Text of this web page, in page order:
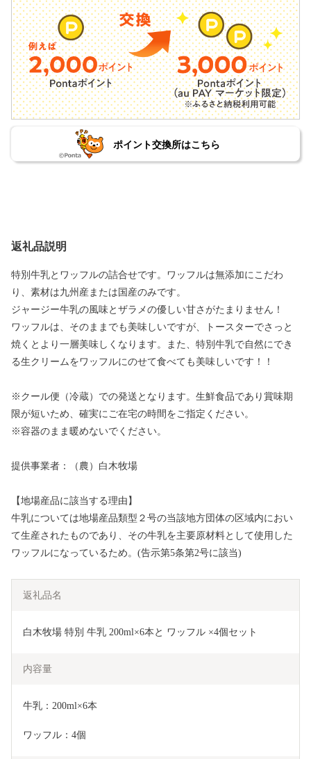
ポイント交換所はこちら
返礼品説明
特別牛乳とワッフルの詰合せです。ワッフルは無添加にこだわ
り、素材は九州産または国産のみです。
ジャージー牛乳の風味とザラメの優しい甘さがたまりません！
ワッフルは、そのままでも美味しいですが、トースターでさっと
焼くとより一層美味しくなります。また、特別牛乳で自然にでき
る生クリームをワッフルにのせて食べても美味しいです！！
※クール便（冷蔵）での発送となります。生鮮食品であり賞味期
限が短いため、確実にご在宅の時間をご指定ください。
※容器のまま暖めないでください。
提供事業者：（農）白木牧場
【地場産品に該当する理由】
牛乳については地場産品類型２号の当該地方団体の区域内におい
て生産されたものであり、その牛乳を主要原材料として使用した
ワッフルになっているため。(告示第5条第2号に該当)
返礼品名
白木牧場 特別 牛乳 200ml×6本と ワッフル ×4個セット
内容量
牛乳：200ml×6本
ワッフル：4個